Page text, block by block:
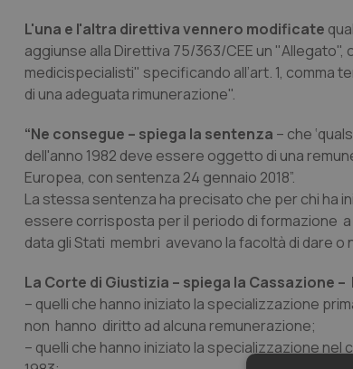
L'una e l'altra direttiva vennero modificate
aggiunse alla Direttiva 75/363/CEE un
medicispecialisti" specificando all’art. 1,
di una adeguata rimunerazione".
“Ne consegue – spiega la sentenza – che
dell'anno 1982 deve essere oggetto di una
Europea, con sentenza 24 gennaio 2018”.
La stessa sentenza ha precisato che per chi ha
essere corrisposta per il periodo di formazione
data gli Stati membri avevano la facoltà di dare o
La Corte di Giustizia – spiega la Cassazione
– quelli che hanno iniziato la specializzazione
non hanno diritto ad alcuna remunerazione;
– quelli che hanno iniziato la specializzazione nel